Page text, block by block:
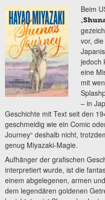
Beim
„
vor,
jedoch
eine
mit
– in
Geschichte mit Text seit den
geschmeidig wie ein Comic
Journey“ deshalb nicht,
genug Miyazaki-Magie.
Aufhänger der grafischen
interpretiert wurde, ist die
einem abgelegenen, armen
dem legendären goldenen